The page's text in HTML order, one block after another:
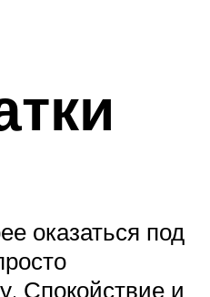
оказаться под
Спокойствие и